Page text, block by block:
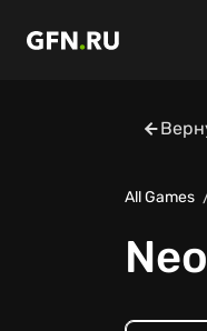
All Games